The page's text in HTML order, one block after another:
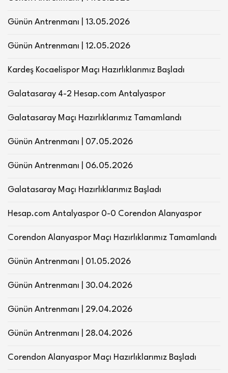
Günün Antrenmanı | 13.05.2026
Günün Antrenmanı | 12.05.2026
Kardeş Kocaelispor Maçı Hazırlıklarımız Başladı
Galatasaray 4-2 Hesap.com Antalyaspor
Galatasaray Maçı Hazırlıklarımız Tamamlandı
Günün Antrenmanı | 07.05.2026
Günün Antrenmanı | 06.05.2026
Galatasaray Maçı Hazırlıklarımız Başladı
Hesap.com Antalyaspor 0-0 Corendon Alanyaspor
Corendon Alanyaspor Maçı Hazırlıklarımız Tamamlandı
Günün Antrenmanı | 01.05.2026
Günün Antrenmanı | 30.04.2026
Günün Antrenmanı | 29.04.2026
Günün Antrenmanı | 28.04.2026
Corendon Alanyaspor Maçı Hazırlıklarımız Başladı